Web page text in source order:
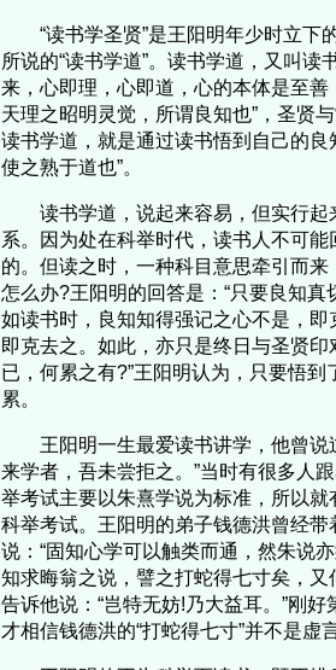
“读书学圣贤”是王阳明年少时立下
所说的“读书学道”。读书学道，又叫
来，心即理，心即道，心的本体是至善
天理之昭明灵觉，所谓良知也”，圣贤
读书学道，就是通过读书悟到自己的良
使之熟于道也”。
读书学道，说起来容易，但实行起
系。因为处在科举时代，读书人不可
的。但读之时，一种科目意思牵引而来
怎么办?王阳明的回答是：“只要良知
如读书时，良知知得强记之心不是，即
即克去之。如此，亦只是终日与圣贤
已，何累之有?”王阳明认为，只要悟
累。
王阳明一生最爱读书讲学，他曾说
来学者，吾未尝拒之。”当时有很多人
举考试主要以朱熹学说为标准，所以
科举考试。王阳明的弟子钱德洪曾经
说：“固知心学可以触类而通，然朱说
知求晦翁之说，譬之打蛇得七寸矣，
告诉他说：“岂特无妨!乃大益耳。”刚
才相信钱德洪的“打蛇得七寸”并不是虚言